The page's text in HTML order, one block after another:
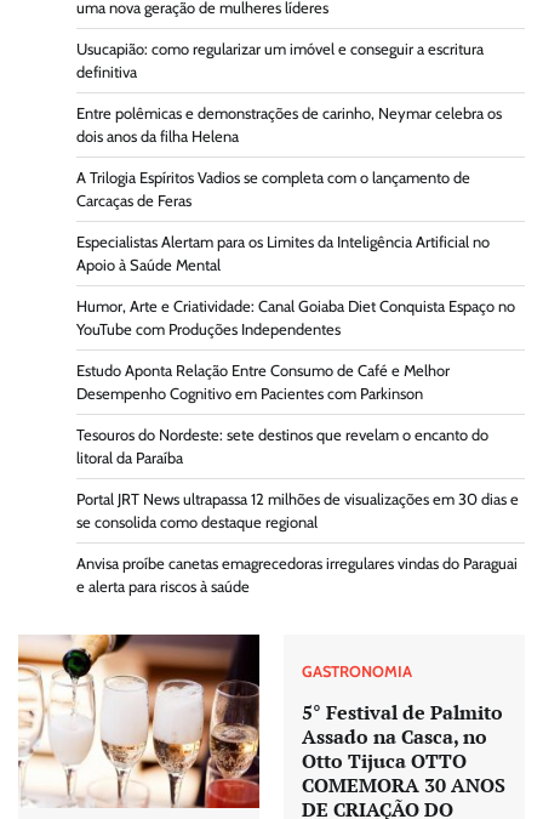
uma nova geração de mulheres líderes
Usucapião: como regularizar um imóvel e conseguir a escritura
definitiva
Entre polêmicas e demonstrações de carinho, Neymar celebra os
dois anos da filha Helena
A Trilogia Espíritos Vadios se completa com o lançamento de
Carcaças de Feras
Especialistas Alertam para os Limites da Inteligência Artificial no
Apoio à Saúde Mental
Humor, Arte e Criatividade: Canal Goiaba Diet Conquista Espaço no
YouTube com Produções Independentes
Estudo Aponta Relação Entre Consumo de Café e Melhor
Desempenho Cognitivo em Pacientes com Parkinson
Tesouros do Nordeste: sete destinos que revelam o encanto do
litoral da Paraíba
Portal JRT News ultrapassa 12 milhões de visualizações em 30 dias e
se consolida como destaque regional
Anvisa proíbe canetas emagrecedoras irregulares vindas do Paraguai
e alerta para riscos à saúde
GASTRONOMIA
5° Festival de Palmito
Assado na Casca, no
Otto Tijuca OTTO
COMEMORA 30 ANOS
DE CRIAÇÃO DO